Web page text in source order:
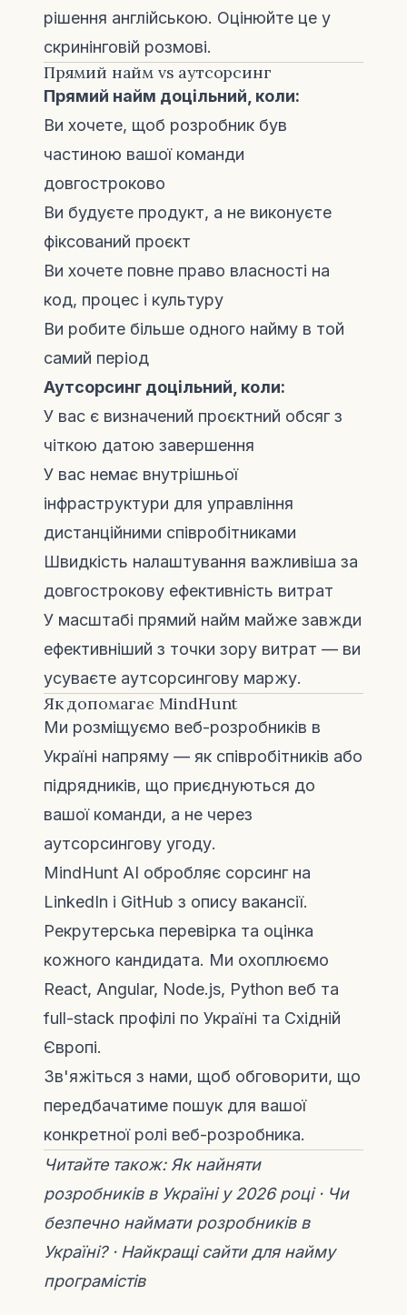
рішення англійською. Оцінюйте це у
скринінговій розмові.
Прямий найм vs аутсорсинг
Прямий найм доцільний, коли:
Ви хочете, щоб розробник був
частиною вашої команди
довгостроково
Ви будуєте продукт, а не виконуєте
фіксований проєкт
Ви хочете повне право власності на
код, процес і культуру
Ви робите більше одного найму в той
самий період
Аутсорсинг доцільний, коли:
У вас є визначений проєктний обсяг з
чіткою датою завершення
У вас немає внутрішньої
інфраструктури для управління
дистанційними співробітниками
Швидкість налаштування важливіша за
довгострокову ефективність витрат
У масштабі прямий найм майже завжди
ефективніший з точки зору витрат — ви
усуваєте аутсорсингову маржу.
Як допомагає MindHunt
Ми розміщуємо веб-розробників в
Україні напряму — як співробітників або
підрядників, що приєднуються до
вашої команди, а не через
аутсорсингову угоду.
MindHunt AI обробляє сорсинг на
LinkedIn і GitHub з опису вакансії.
Рекрутерська перевірка та оцінка
кожного кандидата. Ми охоплюємо
React, Angular, Node.js, Python веб та
full-stack профілі по Україні та Східній
Європі.
Зв'яжіться з нами, щоб обговорити, що
передбачатиме пошук для вашої
конкретної ролі веб-розробника.
Читайте також: Як найняти
розробників в Україні у 2026 році· Чи
безпечно наймати розробників в
Україні?· Найкращі сайти для найму
програмістів